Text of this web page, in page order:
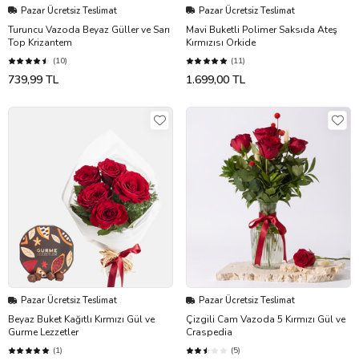
Pazar Ücretsiz Teslimat
Turuncu Vazoda Beyaz Güller ve Sarı
Top Krizantem
(10)
739,99 TL
Pazar Ücretsiz Teslimat
Mavi Buketli Polimer Saksıda Ateş
Kırmızısı Orkide
(11)
1.699,00 TL
Pazar Ücretsiz Teslimat
Beyaz Buket Kağıtlı Kırmızı Gül ve
Gurme Lezzetler
(1)
Pazar Ücretsiz Teslimat
Çizgili Cam Vazoda 5 Kırmızı Gül ve
Craspedia
(5)